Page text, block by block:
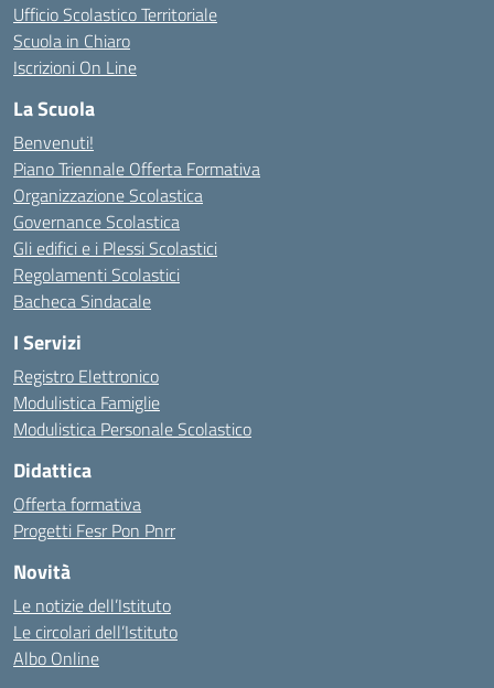
Ufficio Scolastico Territoriale
Scuola in Chiaro
Iscrizioni On Line
La Scuola
Benvenuti!
Piano Triennale Offerta Formativa
Organizzazione Scolastica
Governance Scolastica
Gli edifici e i Plessi Scolastici
Regolamenti Scolastici
Bacheca Sindacale
I Servizi
Registro Elettronico
Modulistica Famiglie
Modulistica Personale Scolastico
Didattica
Offerta formativa
Progetti Fesr Pon Pnrr
Novità
Le notizie dell’Istituto
Le circolari dell’Istituto
Albo Online